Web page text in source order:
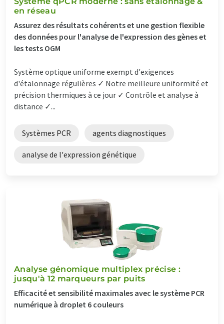
en réseau
Assurez des résultats cohérents et une gestion flexible
des données pour l'analyse de l'expression des gènes et
les tests OGM
Système optique uniforme exempt d'exigences
d'étalonnage régulières ✓ Notre meilleure uniformité et
précision thermiques à ce jour ✓ Contrôle et analyse à
distance ✓...
Systèmes PCR agents diagnostiques
analyse de l'expression génétique
Analyse génomique multiplex précise :
jusqu'à 12 marqueurs par puits
Efficacité et sensibilité maximales avec le système PCR
numérique à droplet 6 couleurs